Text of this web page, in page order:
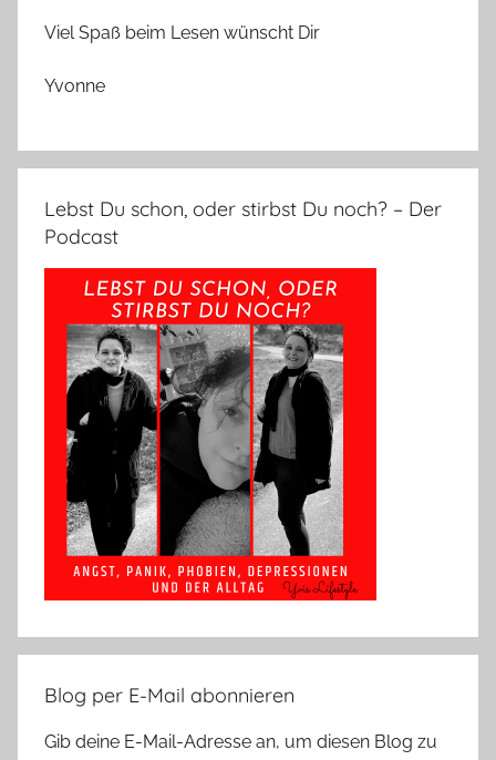
Viel Spaß beim Lesen wünscht Dir
Yvonne
Lebst Du schon, oder stirbst Du noch? – Der
Podcast
Blog per E-Mail abonnieren
Gib deine E-Mail-Adresse an, um diesen Blog zu